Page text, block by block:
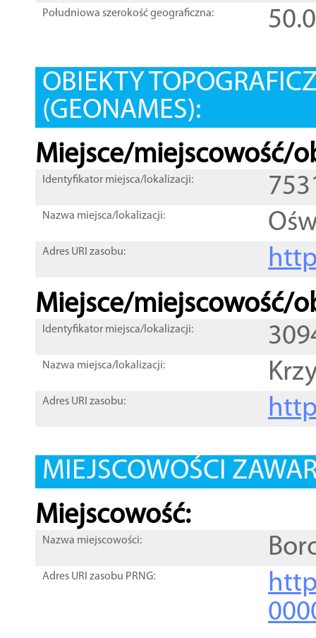
Południowa szerokość geograficzna:
OBIEKTY
(GEONAMES):
Miejsce/miejscowość/
Identyfikator miejsca/lokalizacji:
Nazwa miejsca/lokalizacji:
Adres URI zasobu:
Miejsce/miejscowość/
Identyfikator miejsca/lokalizacji:
Nazwa miejsca/lokalizacji:
Adres URI zasobu:
MIEJSCOWOŚCI
Miejscowość:
Nazwa miejscowości:
Adres URI zasobu PRNG: